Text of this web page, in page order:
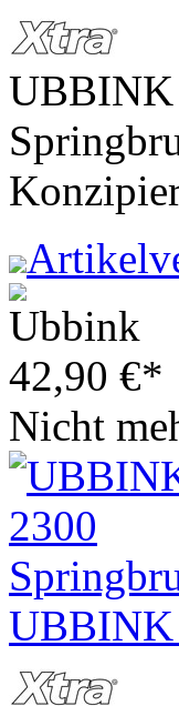
42,90 €*
Nicht
UBBINK